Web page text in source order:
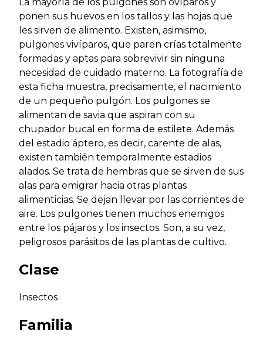
ponen sus huevos en los tallos y las hojas que
les sirven de alimento. Existen, asimismo,
pulgones vivíparos, que paren crías totalmente
formadas y aptas para sobrevivir sin ninguna
necesidad de cuidado materno. La fotografía de
esta ficha muestra, precisamente, el nacimiento
de un pequeño pulgón. Los pulgones se
alimentan de savia que aspiran con su
chupador bucal en forma de estilete. Además
del estadio áptero, es decir, carente de alas,
existen también temporalmente estadios
alados. Se trata de hembras que se sirven de sus
alas para emigrar hacia otras plantas
alimenticias. Se dejan llevar por las corrientes de
aire. Los pulgones tienen muchos enemigos
entre los pájaros y los insectos. Son, a su vez,
peligrosos parásitos de las plantas de cultivo.
Clase
Insectos
Familia